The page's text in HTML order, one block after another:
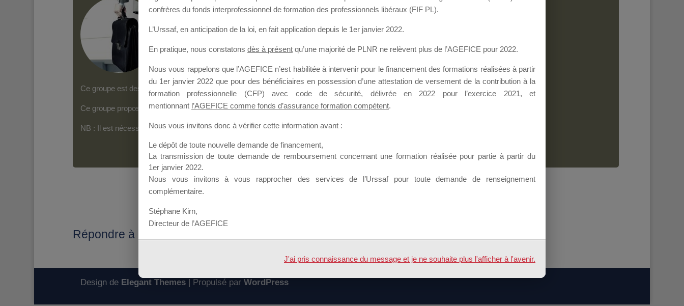
Groupe Public il y a un mois
Ce groupe est destiné aux Organismes de Formation qui souhaitent répondre à l’Appel à Propositions Mallette du Dirigeant.
Ce groupe propose un forum dédié au support sur lequel il est possible de laisser un message ou poser une question.
NB : Il est nécessaire d’êtreinscrit(e)pour pouvoir rejoindre ce groupe
Répondre à : Dossiers MDD 2016
Design de Elegant Themes| Propulsé par WordPress
confrères du fonds interprofessionnel de formation des professionnels libéraux (FIF PL).
L’Urssaf, en anticipation de la loi, en fait application depuis le 1er janvier 2022.
En pratique, nous constatons dès à présent qu’une majorité de PLNR ne relèvent plus de l’AGEFICE pour 2022.
Nous vous rappelons que l’AGEFICE n’est habilitée à intervenir pour le financement des formations réalisées à partir
du 1er janvier 2022 que pour des bénéficiaires en possession d’une attestation de versement de la contribution à la
formation professionnelle (CFP) avec code de sécurité, délivrée en 2022 pour l’exercice 2021, et
mentionnant l’AGEFICE comme fonds d’assurance formation compétent.
Nous vous invitons donc à vérifier cette information avant :
Le dépôt de toute nouvelle demande de financement,
La transmission de toute demande de remboursement concernant une formation réalisée pour partie à partir du
1er janvier 2022.
Nous vous invitons à vous rapprocher des services de l’Urssaf pour toute demande de renseignement
complémentaire.
Stéphane Kirn,
Directeur de l’AGEFICE
J'ai pris connaissance du message et je ne souhaite plus l'afficher à l'avenir.